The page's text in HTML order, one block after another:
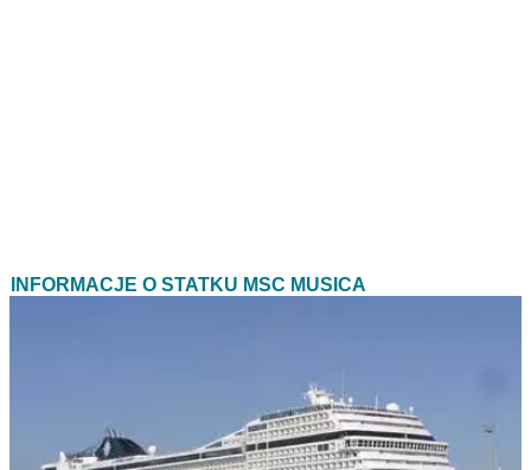
INFORMACJE O STATKU MSC MUSICA